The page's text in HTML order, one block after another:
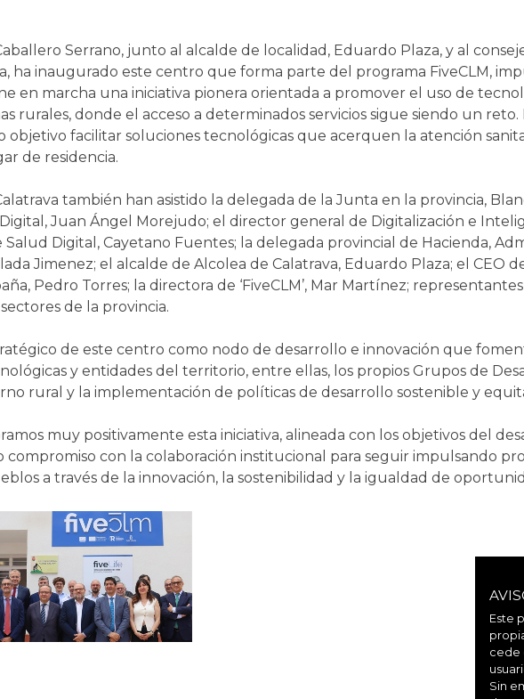
Serrano, junto al alcalde de localidad, Eduardo Plaza, y al
ha inaugurado este centro que forma parte del programa FiveCLM,
en marcha una iniciativa pionera orientada a promover el uso de
rurales, donde el acceso a determinados servicios sigue siendo un reto.
facilitar soluciones tecnológicas que acerquen la atención
de residencia.
también han asistido la delegada de la Junta en la provincia,
Juan Ángel Morejudo; el director general de Digitalización e
Digital, Cayetano Fuentes; la delegada provincial de Hacienda,
Jimenez; el alcalde de Alcolea de Calatrava, Eduardo Plaza; el CEO
Pedro Torres; la directora de ‘FiveCLM’, Mar Martínez;
de la provincia.
de este centro como nodo de desarrollo e innovación que
y entidades del territorio, entre ellas, los propios Grupos de
rural y la implementación de políticas de desarrollo sostenible y
muy positivamente esta iniciativa, alineada con los objetivos del
con la colaboración institucional para seguir impulsando
a través de la innovación, la sostenibilidad y la igualdad de
Este
cede
Sin